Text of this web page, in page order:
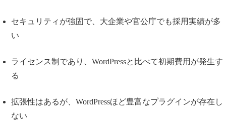
セキュリティが強固で、大企業や官公庁でも採用実績が多
い
ライセンス制であり、WordPressと比べて初期費用が発生す
る
拡張性はあるが、WordPressほど豊富なプラグインが存在し
ない